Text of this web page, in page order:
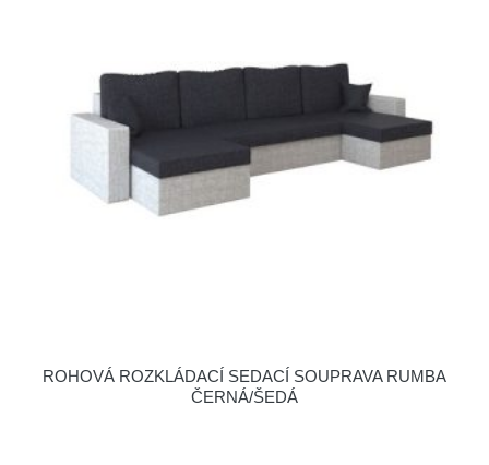
ROHOVÁ ROZKLÁDACÍ SEDACÍ SOUPRAVA RUMBA
ČERNÁ/ŠEDÁ